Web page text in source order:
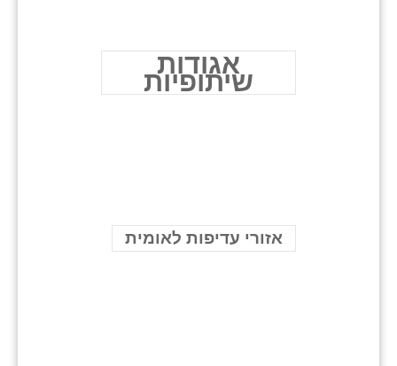
אגודות
שיתופיות
אזורי עדיפות לאומית